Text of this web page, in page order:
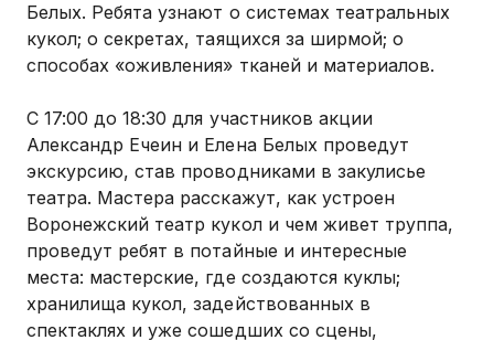
Белых. Ребята узнают о системах театральных
кукол; о секретах, таящихся за ширмой; о
способах «оживления» тканей и материалов.
С 17:00 до 18:30 для участников акции
Александр Ечеин и Елена Белых проведут
экскурсию, став проводниками в закулисье
театра. Мастера расскажут, как устроен
Воронежский театр кукол и чем живет труппа,
проведут ребят в потайные и интересные
места: мастерские, где создаются куклы;
хранилища кукол, задействованных в
спектаклях и уже сошедших со сцены,